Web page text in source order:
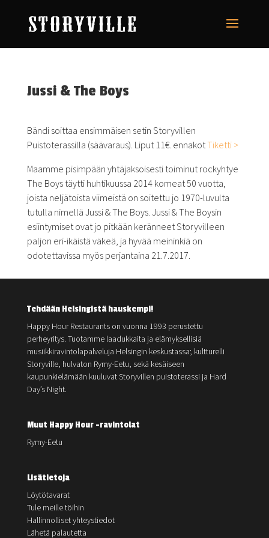
Jussi & The Boys
Bändi soittaa ensimmäisen setin Storyvillen
Puistoterassilla (säävaraus). Liput 11€. ennakotTiketti >
Maamme pisimpään yhtäjaksoisesti toiminut rockyhtye
The Boys täytti huhtikuussa 2014 komeat 50 vuotta,
joista neljätoista viimeistä on soitettu jo 1970-luvulta
tutulla nimellä Jussi & The Boys. Jussi & The Boysin
esiintymiset ovat jo pitkään keränneet Storyvilleen
paljon eri-ikäistä väkeä, ja hyvää meininkiä on
odotettavissa myös perjantaina 21.7.2017.
Tehdään Helsingistä hauskempi!
Happy Hour Restaurants on vuonna 1993 perustettu
perheyritys. Tuotamme laadukkaita ja elämyksellisiä
musiikkiravintolapalveluja Helsingin keskustassa; kultturelli
Storyville, hulvaton Rymy-Eetu, sekä kesäiseen
kaupunkielämään kuuluvat Storyvillen puistoterassi ja Hard
Day’s Night.
Muut Happy Hour -ravintolat
Rymy-Eetu
Lisätietoja
Löytötavarat
Tule meille töihin
Hallinnolliset yhteystiedot
Lähetä palautetta